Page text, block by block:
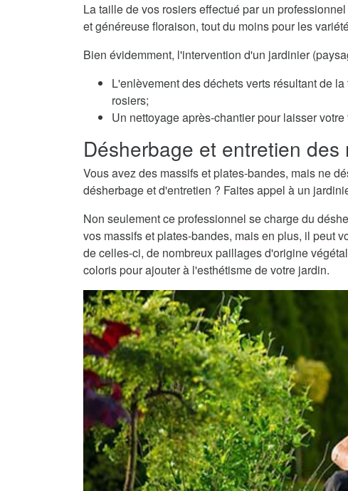
La taille de vos rosiers effectué par un
et généreuse floraison, tout du moins pour les
Bien évidemment, l'intervention d'un jardinier
L'enlèvement des déchets verts résultant de
rosiers;
Un nettoyage après-chantier pour laisser
Désherbage et entretien
Vous avez des massifs et plates-bandes, mais ne
désherbage et d'entretien ? Faites appel à un
Non seulement ce professionnel se charge du
vos massifs et plates-bandes, mais en plus, il peut
de celles-ci, de nombreux paillages d'origine
coloris pour ajouter à l'esthétisme de votre jardin.